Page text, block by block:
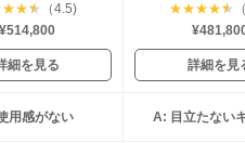
★★★
（4.5)
細を見る
★★★★★
詳細を見
用感がない A: 目立たない